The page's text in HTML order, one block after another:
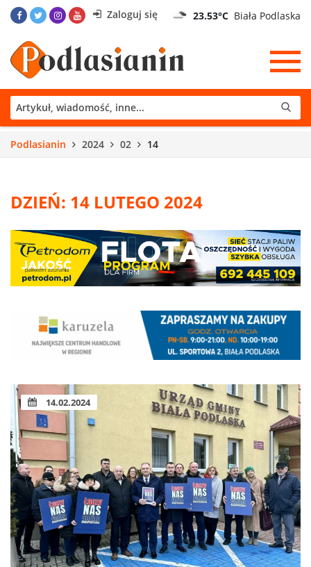
Zaloguj się 23.53°C Biała Podlaska
Podlasianin 2024 02 14
DZIEŃ: 14 LUTEGO 2024
14.02.2024